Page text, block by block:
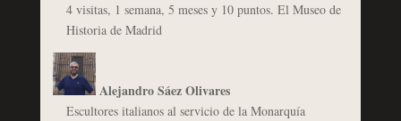
4 visitas, 1 semana, 5 meses y 10 puntos. El Museo de
Historia de Madrid
Alejandro Sáez Olivares
Escultores italianos al servicio de la Monarquía